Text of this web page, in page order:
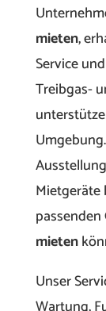
mieten,
Service
Treibgas-
Mietgeräte
passenden
mieten
Unser